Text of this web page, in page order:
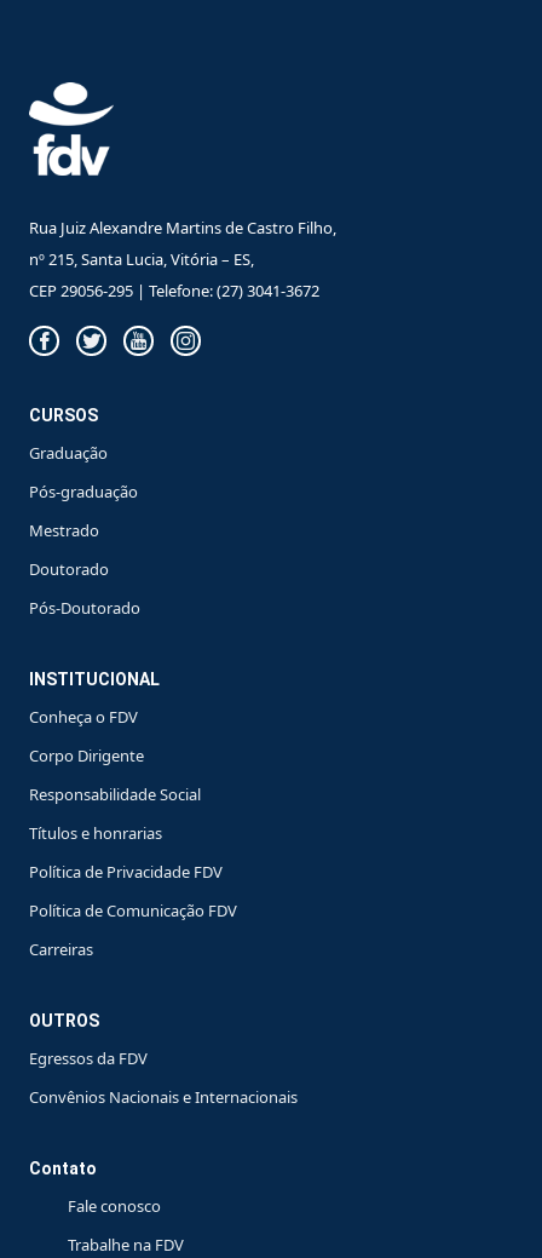
Rua Juiz Alexandre Martins de Castro Filho,
nº 215, Santa Lucia, Vitória – ES,
CEP 29056-295 | Telefone: (27) 3041-3672
CURSOS
Graduação
Pós-graduação
Mestrado
Doutorado
Pós-Doutorado
INSTITUCIONAL
Conheça o FDV
Corpo Dirigente
Responsabilidade Social
Títulos e honrarias
Política de Privacidade FDV
Política de Comunicação FDV
Carreiras
OUTROS
Egressos da FDV
Convênios Nacionais e Internacionais
Contato
Fale conosco
Trabalhe na FDV